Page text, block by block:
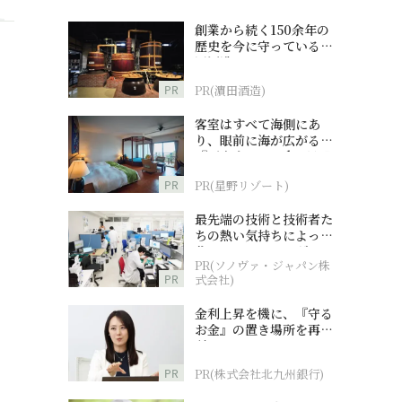
PR
創業から続く150余年の
歴史を今に守っている濵
田酒造
PR(濵田酒造)
PR
客室はすべて海側にあ
り、眼前に海が広がる
『西表島ホテル by 星野
PR(星野リゾート)
PR
最先端の技術と技術者た
ちの熱い気持ちによって
作られているオーダーメ
イド補聴器
PR(ソノヴァ・ジャパン株
式会社)
PR
金利上昇を機に、『守る
お金』の置き場所を再検
討
PR(株式会社北九州銀行)